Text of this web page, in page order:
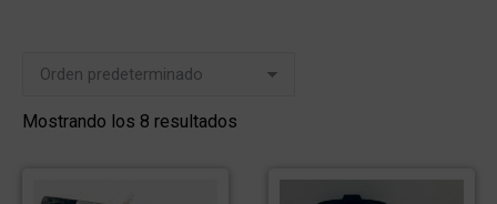
Mostrando los 8 resultados